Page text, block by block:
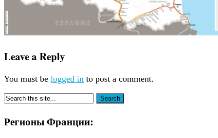
Leave a Reply
You must be logged in to post a comment.
Регионы Франции: